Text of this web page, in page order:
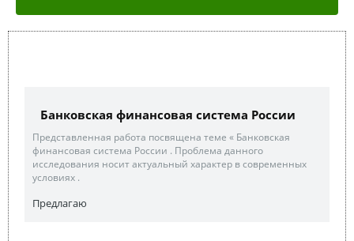
Банковская финансовая система России
Представленная работа посвящена теме « Банковская
финансовая система России . Проблема данного
исследования носит актуальный характер в современных
условиях .
Предлагаю